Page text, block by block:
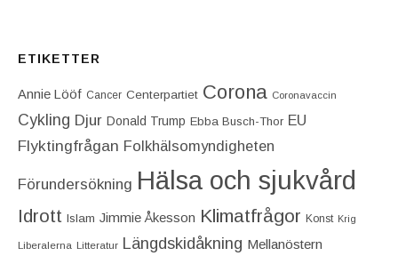
ETIKETTER
Annie Lööf Cancer Centerpartiet‎ Corona Coronavaccin
Cykling Djur Donald Trump Ebba Busch-Thor EU
Flyktingfrågan Folkhälsomyndigheten
Förundersökning Hälsa och sjukvård
Idrott Islam Jimmie Åkesson Klimatfrågor Konst Krig
Liberalerna Litteratur Längdskidåkning Mellanöstern